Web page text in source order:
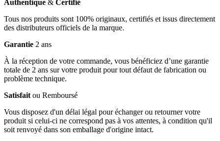
Authentique & Certifié
Tous nos produits sont 100% originaux, certifiés et issus directement
des distributeurs officiels de la marque.
Garantie 2 ans
À la réception de votre commande, vous bénéficiez d’une garantie
totale de 2 ans sur votre produit pour tout défaut de fabrication ou
problème technique.
Satisfait ou Remboursé
Vous disposez d'un délai légal pour échanger ou retourner votre
produit si celui-ci ne correspond pas à vos attentes, à condition qu'il
soit renvoyé dans son emballage d'origine intact.